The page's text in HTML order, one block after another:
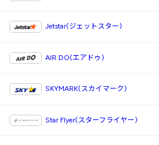
Jetstar(ジェットスター)
AIR DO(エアドゥ)
SKYMARK(スカイマーク)
Star Flyer(スターフライヤー)